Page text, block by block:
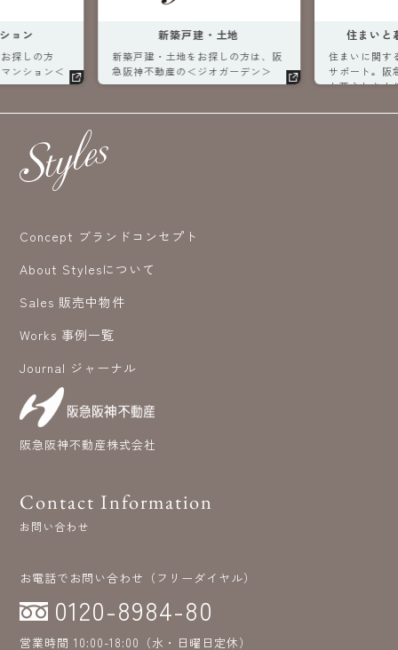
の方
ョン＜
新築戸建・土地
新築戸建・土地をお探しの方は、阪
急阪神不動産の＜ジオガーデン＞
へ。
住まいと暮ら
住まいに関するあ
サポート。阪急阪
と暮らしをより良
Concept ブランドコンセプト
About Stylesについて
Sales 販売中物件
Works 事例一覧
Journal ジャーナル
阪急阪神不動産株式会社
Contact Information
お問い合わせ
お電話でお問い合わせ（フリーダイヤル）
0120-8984-80
営業時間 10:00-18:00（水・日曜日定休）